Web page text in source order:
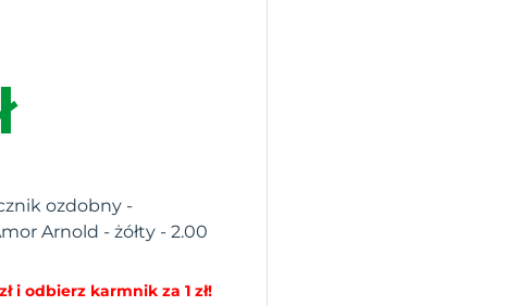
ozdobny -
Arnold - żółty - 2.00
i odbierz karmnik za 1 zł!